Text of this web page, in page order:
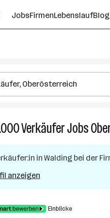
JobsFirmenLebenslauf
VerkäuferJobs
in Walding bei der
anzeigen
Einblicke